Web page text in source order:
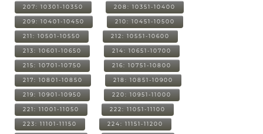
207: 10301-10350 208: 10351-10400
209: 10401-10450 210: 10451-10500
211: 10501-10550 212: 10551-10600
213: 10601-10650 214: 10651-10700
215: 10701-10750 216: 10751-10800
217: 10801-10850 218: 10851-10900
219: 10901-10950 220: 10951-11000
221: 11001-11050 222: 11051-11100
223: 11101-11150 224: 11151-11200